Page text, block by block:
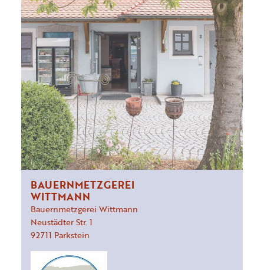
BAUERNMETZGEREI
WITTMANN
Bauernmetzgerei Wittmann
Neustädter Str. 1
92711 Parkstein